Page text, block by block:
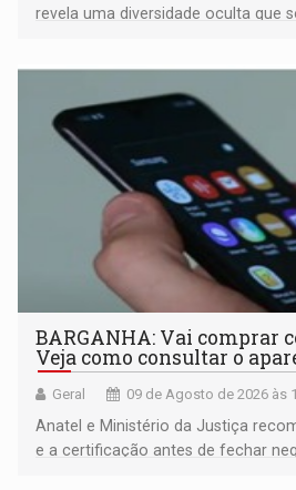
revela uma diversidade oculta que
BARGANHA: Vai comprar
Veja como consultar o
Geral 09 de Agosto de 2026 às
Anatel e Ministério da Justiça
e a certificação antes de fechar